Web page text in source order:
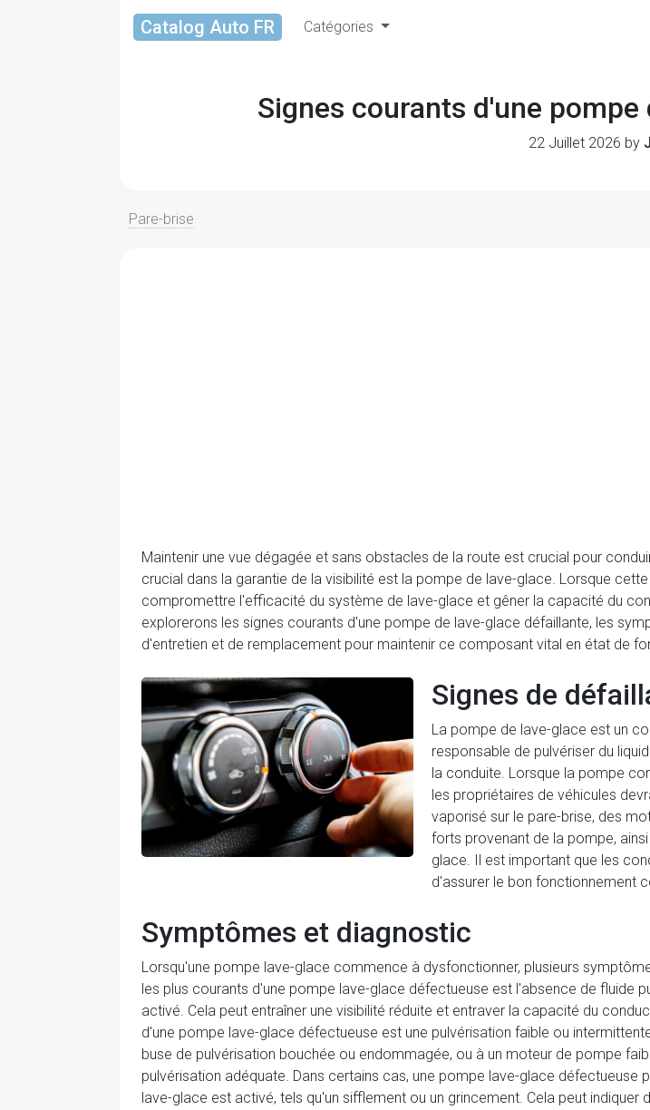
Catalog Auto FR Catégories
Signes courants d'une
22 Juillet 2026 by
Pare-brise
Maintenir une vue dégagée et sans obstacles de la route est crucial pour
crucial dans la garantie de la visibilité est la pompe de lave-glace. Lorsque
compromettre l'efficacité du système de lave-glace et gêner la capacité du
explorerons les signes courants d'une pompe de lave-glace défaillante, les
d'entretien et de remplacement pour maintenir ce composant vital en état de
Signes de
La pompe de lave-glace est un
responsable de pulvériser du
la conduite. Lorsque la pompe
les propriétaires de véhicules
vaporisé sur le pare-brise, des
forts provenant de la pompe,
glace. Il est important que les
d'assurer le bon fonctionnement
Symptômes et diagnostic
Lorsqu'une pompe lave-glace commence à dysfonctionner, plusieurs
les plus courants d'une pompe lave-glace défectueuse est l'absence de fluide
activé. Cela peut entraîner une visibilité réduite et entraver la capacité du
d'une pompe lave-glace défectueuse est une pulvérisation faible ou
buse de pulvérisation bouchée ou endommagée, ou à un moteur de pompe
pulvérisation adéquate. Dans certains cas, une pompe lave-glace
lave-glace est activé, tels qu'un sifflement ou un grincement. Cela peut